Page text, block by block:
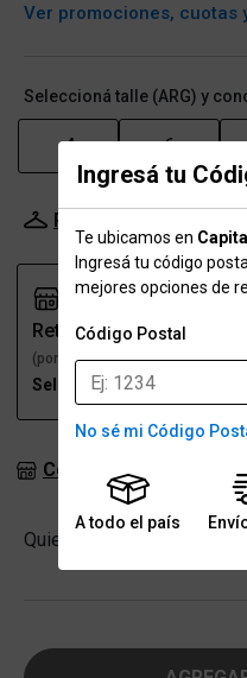
Ingresá tu
Te ubicamos en
Ingresá tu código
mejores opciones de
Código Postal
No sé mi Código
A todo el país
Ver promociones, cuotas
Seleccioná talle (ARG) y
4 6
Probador Virtual
Retiro
(por una sucursal)
Seleccioná talle
Consultar stock en
Quiero Cantidad